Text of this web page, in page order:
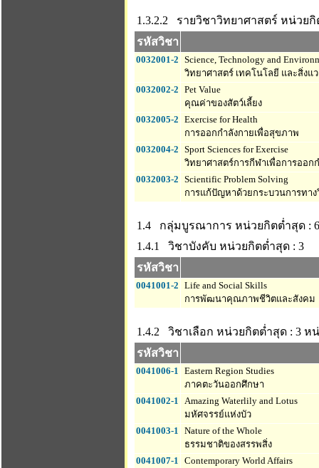
1.3.2.2 รายวิชาวิทยาศาสตร์ หน่วยกิ
รหัสวิชา
0032001-2 Science, Technology and
วิทยาศาสตร์ เทคโนโลยี และสิ่งแ
0032002-2 Pet Value
คุณค่าของสัตว์เลี้ยง
0032005-2 Exercise for Health
การออกกำลังกายเพื่อสุขภาพ
0032004-2 Sport Sciences for Exercise
วิทยาศาสตร์การกีฬาเพื่อการออก
0032003-2 Scientific Problem Solving
การแก้ปัญหาด้วยกระบวนการทา
1.4 กลุ่มบูรณาการ หน่วยกิตต่ำสุด : 6
1.4.1 วิชาบังคับ หน่วยกิตต่ำสุด : 3
รหัสวิชา
0041001-2 Life and Social Skills
การพัฒนาคุณภาพชีวิตและสังคม
1.4.2 วิชาเลือก หน่วยกิตต่ำสุด : 3 ห
รหัสวิชา
0041006-1 Eastern Region Studies
ภาคตะวันออกศึกษา
0041002-1 Amazing Waterlily and Lotus
มหัศจรรย์แห่งบัว
0041003-1 Nature of the Whole
ธรรมชาติของสรรพสิ่ง
0041007-1 Contemporary World Affairs